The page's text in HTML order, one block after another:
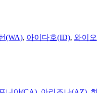
(WA), 아이다호(ID), 와이